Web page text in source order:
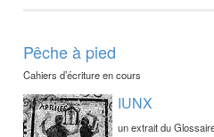
Pêche à pied
Cahiers d’écriture en cours
IUNX
un extrait du